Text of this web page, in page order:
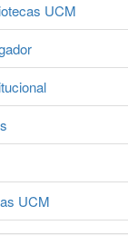
UCM
UCM